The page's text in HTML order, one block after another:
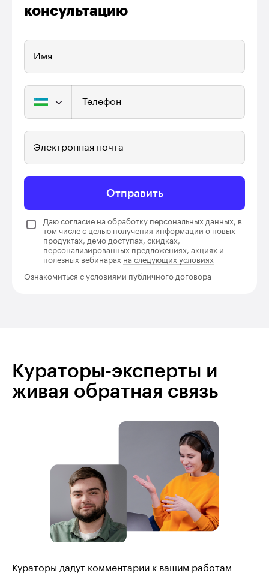
консультацию
Имя
Телефон
Электронная почта
Отправить
Даю согласие на обработку персональных данных, в
том числе с целью получения информации о новых
продуктах, демо доступах, скидках,
персонализированных предложениях, акциях и
полезных вебинарах на следующих условиях
Ознакомиться с условиями публичного договора
Кураторы-эксперты и
живая обратная связь
Кураторы дадут комментарии к вашим работам